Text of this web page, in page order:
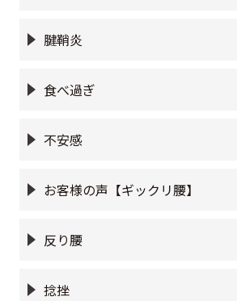
腱鞘炎
食べ過ぎ
不安感
お客様の声【ギックリ腰】
反り腰
捻挫